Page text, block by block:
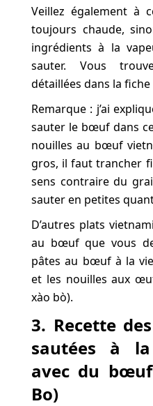
Veillez également à
toujours chaude,
ingrédients à la
sauter. Vous
détaillées dans la
Remarque : j’ai
sauter le bœuf dans
nouilles au bœuf
gros, il faut trancher
sens contraire du
sauter en petites
D’autres plats
au bœuf que vous
pâtes au bœuf à la
et les nouilles aux
xào bò).
3. Recette
sautées à
avec du
Bo)